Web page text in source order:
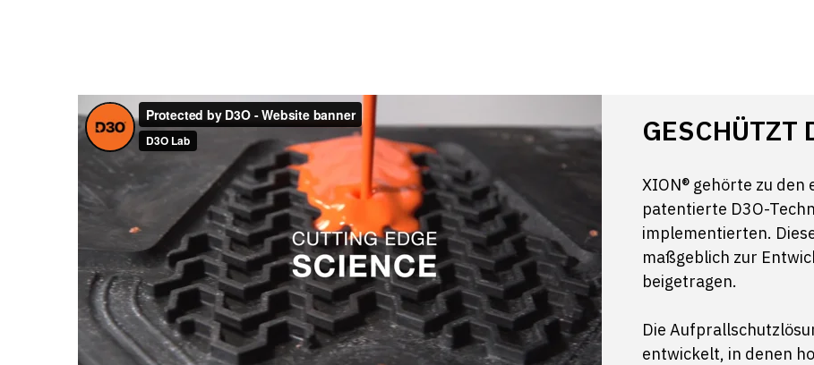
GESCHÜTZT
XION® gehörte zu
patentierte D3O-
implementierten.
maßgeblich zur
beigetragen.
Die
entwickelt, in denen